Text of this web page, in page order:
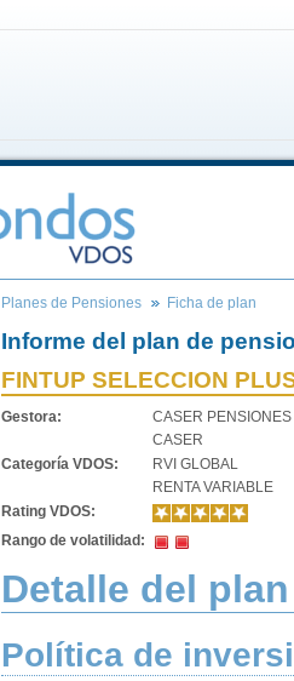
Planes de Pensiones Ficha de plan
Informe del plan de
FINTUP SELECCION
Gestora:
CASER PENSIONES
CASER
Categoría VDOS:
RVI GLOBAL
RENTA VARIABLE
Rating VDOS:
Rango de volatilidad:
Detalle del plan
Política de